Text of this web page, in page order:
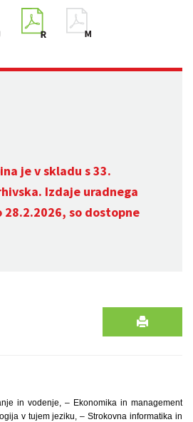
je v skladu s 33.
Izdaje uradnega
so dostopne
in vodenje, – Ekonomika in management
v tujem jeziku, – Strokovna informatika in